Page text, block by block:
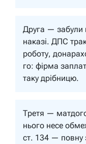
Друга — забули
наказі. ДПС
роботу,
го: фірма
таку дрібницю.
Третя —
нього несе
ст. 134 — повну